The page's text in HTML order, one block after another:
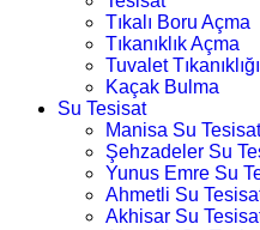
Tıkalı Boru Açma
Tıkanıklık Açma
Tuvalet
Kaçak Bulma
Su Tesisat
Manisa Su Tesisat
Şehzadeler Su
Yunus Emre Su
Ahmetli Su
Akhisar Su